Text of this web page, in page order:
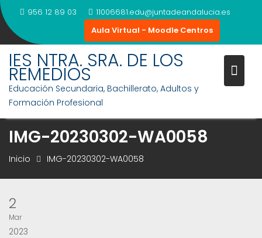
Saltar
al
contenido
956 12 89 03
11006681.edu@juntadeandalucia.es
Aula Virtual - Moodle Centros
IES NTRA. SRA. DE LOS
REMEDIOS
Educación Secundaria, Bachillerato, Adultos y
Formación Profesional
IMG-20230302-WA0058
Inicio IMG-20230302-WA0058
2
Mar
2023